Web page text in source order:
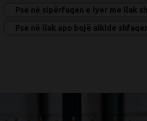
Pse në sipërfaqen e lyer me llak
Pse në llak apo bojë alkide